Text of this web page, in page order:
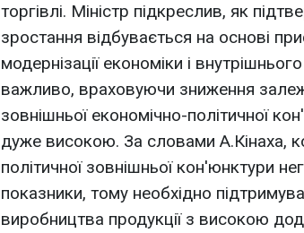
торгівлі. Міністр підкреслив, як
зростання відбувається на основі
модернізації економіки і
важливо, враховуючи зниження
зовнішньої економічно-політичної
дуже високою. За словами А.Кінаха,
політичної зовнішньої кон'юнктури
показники, тому необхідно
виробництва продукції з високою